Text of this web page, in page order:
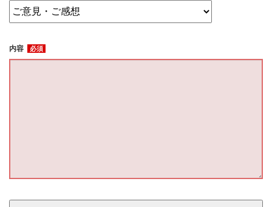
内容 必須